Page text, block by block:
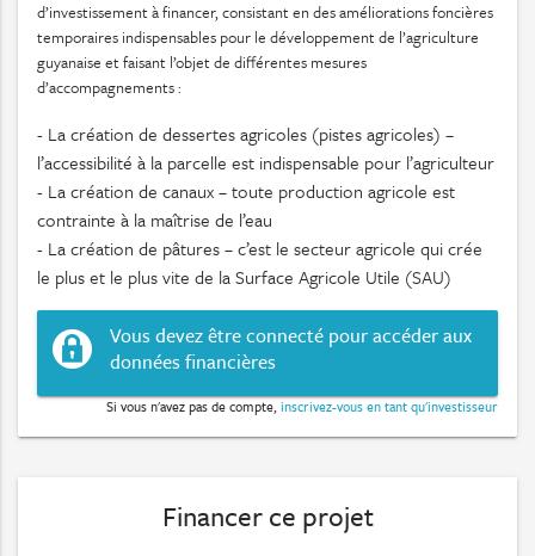
d’investissement à financer, consistant en des améliorations foncières
temporaires indispensables pour le développement de l’agriculture
guyanaise et faisant l’objet de différentes mesures
d’accompagnements :
- La création de dessertes agricoles (pistes agricoles) –
l’accessibilité à la parcelle est indispensable pour l’agriculteur
- La création de canaux – toute production agricole est
contrainte à la maîtrise de l’eau
- La création de pâtures – c’est le secteur agricole qui crée
le plus et le plus vite de la Surface Agricole Utile (SAU)
Vous devez être connecté pour accéder aux
données financières
Si vous n'avez pas de compte,inscrivez-vous en tant qu'investisseur
Financer ce projet